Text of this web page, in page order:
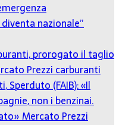
nazionale”
prorogato il taglio
Prezzi carburanti
Sperduto (FAIB): «Il
non i benzinai.
Mercato Prezzi